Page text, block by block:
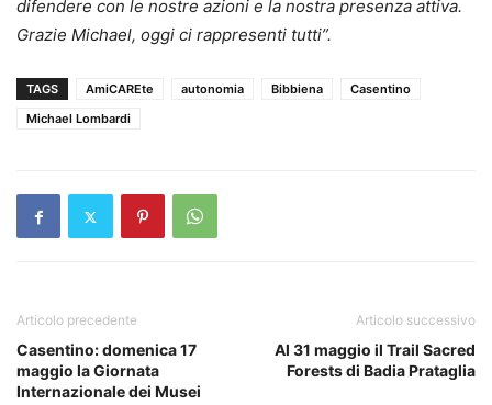
difendere con le nostre azioni e la nostra presenza attiva.
Grazie Michael, oggi ci rappresenti tutti”.
TAGS AmiCAREte autonomia Bibbiena
Casentino
Michael Lombardi
Articolo precedente
Casentino: domenica 17
maggio la Giornata
Internazionale dei Musei
Articolo successivo
Al 31 maggio il Trail Sacred
Forests di Badia Prataglia